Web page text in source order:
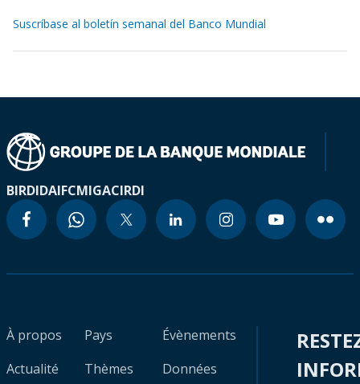
Suscríbase al boletín semanal del Banco Mundial
BIRDIDAIFCMIGACIRDI
À propos
Actualité
Pays
Thèmes
Évènements
Données